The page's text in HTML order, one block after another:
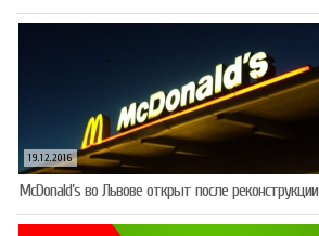
19.12.2016
McDonald’s во Львове открыт после реконструкции